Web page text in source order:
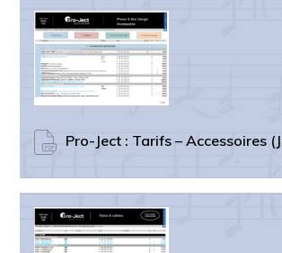
Pro-Ject : Tarifs – Accessoires